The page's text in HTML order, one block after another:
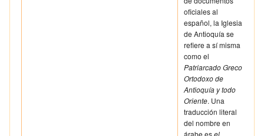
oficiales al
español, la Iglesia
de Antioquía se
refiere a sí misma
como el
Patriarcado Greco
Ortodoxo de
Antioquía y todo
Oriente. Una
traducción literal
del nombre en